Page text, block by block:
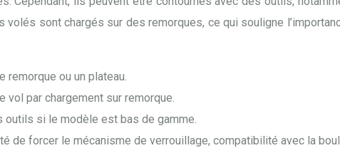
sont chargés sur des remorques, ce qui souligne
remorque ou un plateau.
vol par chargement sur remorque.
outils si le modèle est bas de gamme.
de forcer le mécanisme de verrouillage, compatibilité avec la